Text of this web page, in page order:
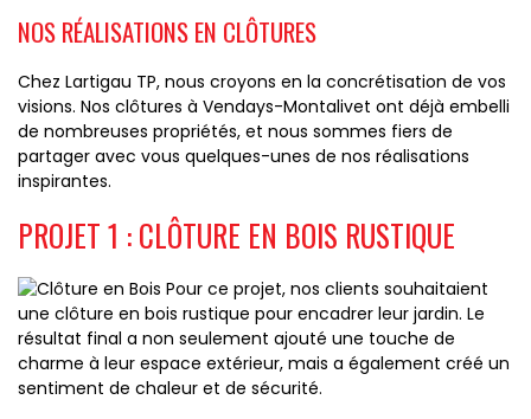
NOS RÉALISATIONS EN CLÔTURES
Chez Lartigau TP, nous croyons en la concrétisation de vos
visions. Nos clôtures à Vendays-Montalivet ont déjà embelli
de nombreuses propriétés, et nous sommes fiers de
partager avec vous quelques-unes de nos réalisations
inspirantes.
PROJET 1 : CLÔTURE EN BOIS RUSTIQUE
Pour ce projet, nos clients souhaitaient
une clôture en bois rustique pour encadrer leur jardin. Le
résultat final a non seulement ajouté une touche de
charme à leur espace extérieur, mais a également créé un
sentiment de chaleur et de sécurité.